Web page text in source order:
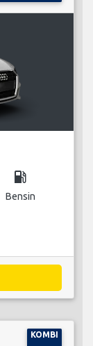
local_gas_station
Bensin
KOMBI